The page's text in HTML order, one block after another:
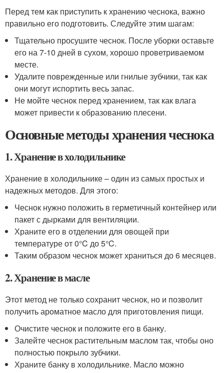
Перед тем как приступить к хранению чеснока, важно
правильно его подготовить. Следуйте этим шагам:
Тщательно просушите чеснок. После уборки оставьте
его на 7-10 дней в сухом, хорошо проветриваемом
месте.
Удалите поврежденные или гнилые зубчики, так как
они могут испортить весь запас.
Не мойте чеснок перед хранением, так как влага
может привести к образованию плесени.
Основные методы хранения чеснока
1. Хранение в холодильнике
Хранение в холодильнике – один из самых простых и
надежных методов. Для этого:
Чеснок нужно положить в герметичный контейнер или
пакет с дырками для вентиляции.
Храните его в отделении для овощей при
температуре от 0°C до 5°C.
Таким образом чеснок может храниться до 6 месяцев.
2. Хранение в масле
Этот метод не только сохранит чеснок, но и позволит
получить ароматное масло для приготовления пищи.
Очистите чеснок и положите его в банку.
Залейте чеснок растительным маслом так, чтобы оно
полностью покрыло зубчики.
Храните банку в холодильнике. Масло можно